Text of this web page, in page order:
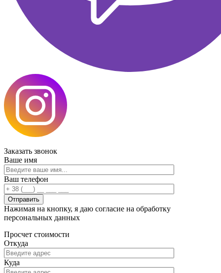
Заказать звонок
Ваше имя
Ваш телефон
Нажимая на кнопку, я даю согласие на обработку
персональных данных
Просчет стоимости
Откуда
Куда